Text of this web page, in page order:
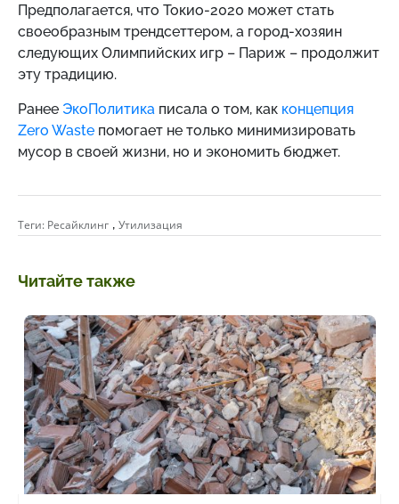
Предполагается, что Токио-2020 может стать
своеобразным трендсеттером, а город-хозяин
следующих Олимпийских игр – Париж – продолжит
эту традицию.
Ранее ЭкоПолитика писала о том, как концепция
Zero Waste помогает не только минимизировать
мусор в своей жизни, но и экономить бюджет.
Теги: Ресайклинг , Утилизация
Читайте также